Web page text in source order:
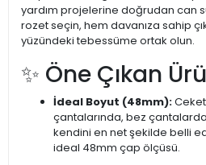
yardım projelerine doğrudan can
rozet seçin, hem davanıza sahip
yüzündeki tebessüme ortak olun.
✨ Öne Çıkan
İdeal Boyut (48mm):
çantalarında, bez
kendini en net şekilde belli
ideal 48mm çap ölçüsü.